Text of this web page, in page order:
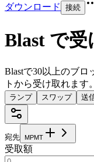
ダウンロード 接続
Blast で受
Blastで30以上のブロ
トから受け取れます。
ランプ スワップ 送
宛先 MPMT
受取額